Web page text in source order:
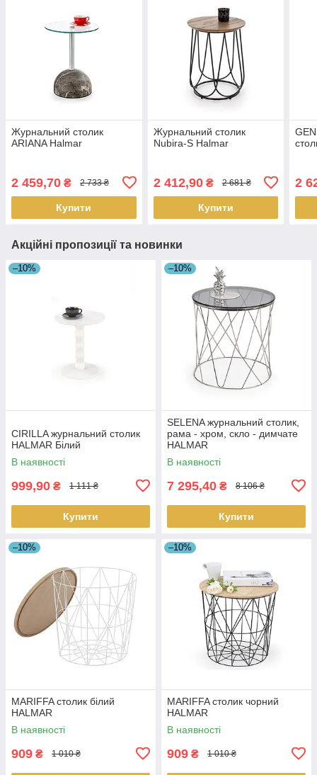
Журнальний столик
ARIANA Halmar
2 459,70 ₴ 2 733 ₴
Купити
Журнальний столик
Nubira-S Halmar
2 412,90₴ 2 681 ₴
Купити
2
Акційні пропозиції та новинки
–10%
CIRILLA журнальний столик
HALMAR Білий
В наявності
999,90 ₴ 1 111 ₴
Купити
–10%
SELENA журнальний столик,
рама - хром, скло - димчате
HALMAR
В наявності
7 295,40 ₴ 8 106 ₴
Купити
–10%
MARIFFA столик білий
HALMAR
В наявності
909 ₴ 1 010 ₴
–10%
MARIFFA столик чорний
HALMAR
В наявності
909 ₴ 1 010 ₴